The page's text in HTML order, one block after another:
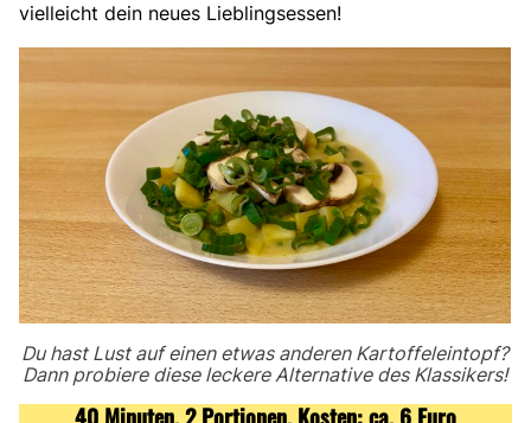
vielleicht dein neues Lieblingsessen!
Du hast Lust auf einen etwas anderen Kartoffeleintopf?
Dann probiere diese leckere Alternative des Klassikers!
40 Minuten, 2 Portionen, Kosten: ca. 6 Euro